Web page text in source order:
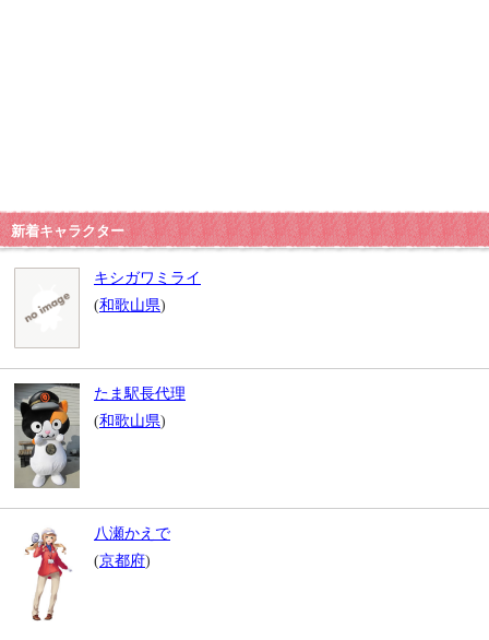
新着キャラクター
キシガワミライ
(和歌山県)
たま駅長代理
(和歌山県)
八瀬かえで
(京都府)